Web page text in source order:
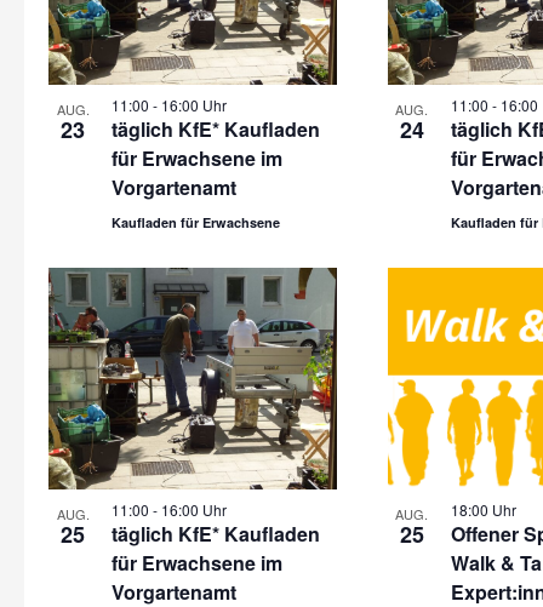
AUG.
23
11:00 - 16:00 Uhr
täglich KfE* Kaufladen
für Erwachsene im
Vorgartenamt
Kaufladen für Erwachsene
AUG.
24
11:00 - 16:00
täglich
für
Kaufladen für
AUG.
25
11:00 - 16:00 Uhr
täglich KfE* Kaufladen
für Erwachsene im
Vorgartenamt
AUG.
25
18:00 Uhr
Offener
Walk &